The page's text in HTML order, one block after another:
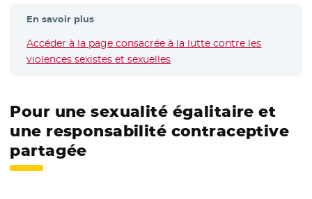
En savoir plus
Accéder à la page consacrée à la lutte contre les
violences sexistes et sexuelles
Pour une sexualité égalitaire et
une responsabilité contraceptive
partagée